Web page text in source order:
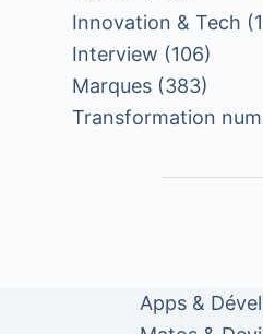
Innovation & Tech
Interview (106)
Marques (383)
Transformation
Apps &